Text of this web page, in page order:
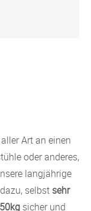
Art an einen
oder anderes,
langjährige
selbst sehr
sicher und